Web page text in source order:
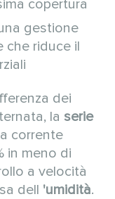
copertura
gestione
che riduce il
dei
la serie
corrente
in meno di
a velocità
dell 'umidità.